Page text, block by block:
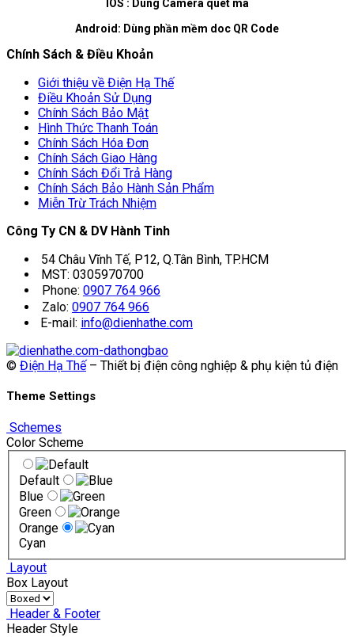
IOS : Dùng Camera quét mã
Android: Dùng phần mềm doc QR Code
Chính Sách & Điều Khoản
Giới thiệu về Điện Hạ Thế
Điều Khoản Sử Dụng
Chính Sách Bảo Mật
Hình Thức Thanh Toán
Chính Sách Hóa Đơn
Chính Sách Giao Hàng
Chính Sách Đổi Trả Hàng
Chính Sách Bảo Hành Sản Phẩm
Miễn Trừ Trách Nhiệm
Công Ty CN & DV Hành Tinh
54 Châu Vĩnh Tế, P12, Q.Tân Bình, TP.HCM
MST: 0305970700
Phone: 0907 764 966
Zalo: 0907 764 966
E-mail: info@dienhathe.com
© Điện Hạ Thế– Thiết bị điện công nghiệp & phụ kiện tủ điện
Theme Settings
Schemes
Color Scheme
Default
Blue
Green
Orange
Cyan
Layout
Box Layout
Header & Footer
Header Style